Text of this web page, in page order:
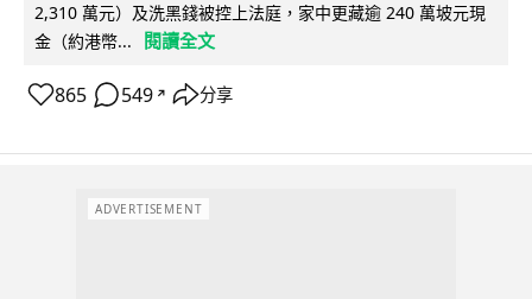
2,310 萬元）及洗黑錢被控上法庭，家中更藏逾 240 萬坡元現
金（約港幣...
閱讀全文
865 549 ↗ 分享
ADVERTISEMENT